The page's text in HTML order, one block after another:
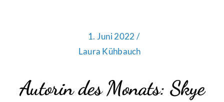
1. Juni 2022 /
Laura Kühbauch
Autorin des Monats: Skye